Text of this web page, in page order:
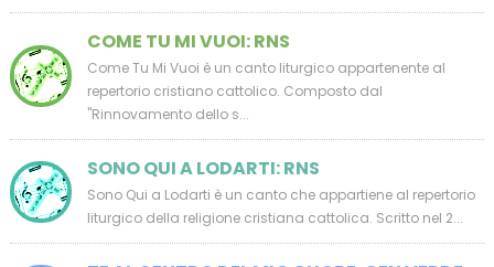
COME TU MI VUOI: RNS
Come Tu Mi Vuoi è un canto liturgico appartenente al
repertorio cristiano cattolico. Composto dal
"Rinnovamento dello s...
SONO QUI A LODARTI: RNS
Sono Qui a Lodarti è un canto che appartiene al repertorio
liturgico della religione cristiana cattolica. Scritto nel 2...